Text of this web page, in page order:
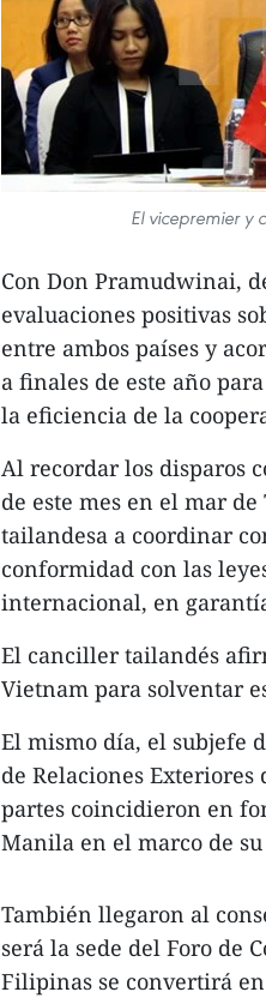
El vicepremier y
Con Don Pramudwinai,
evaluaciones positivas
entre ambos países y
a finales de este año
la eficiencia de la
Al recordar los disparos
de este mes en el mar
tailandesa a coordinar
conformidad con las
internacional, en
El canciller tailandés
Vietnam para solventar
El mismo día, el subjefe
de Relaciones
partes coincidieron en
Manila en el marco de
También llegaron al
será la sede del Foro de
Filipinas se convertirá